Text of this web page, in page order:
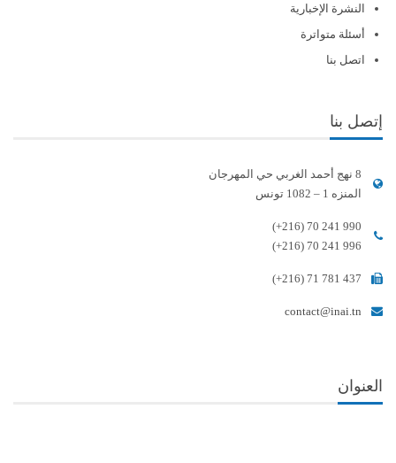
النشرة الإخبارية
أسئلة متواترة
اتصل بنا
إتصل بنا
8 نهج أحمد الغربي حي المهرجان
المنزه 1 – 1082 تونس
(+216) 70 241 990
(+216) 70 241 996
(+216) 71 781 437
contact@inai.tn
العنوان